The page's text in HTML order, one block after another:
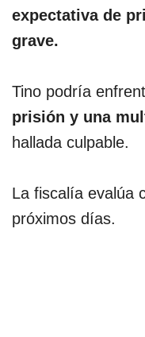
expectativa de
grave.
Tino podría
prisión y una
hallada culpable.
La fiscalía evalúa
próximos días.